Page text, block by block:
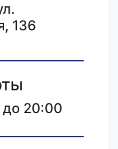
136
20:00